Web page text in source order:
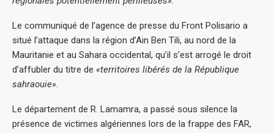
Le communiqué de l’agence de presse du Front Polisario a
situé l’attaque dans la région d’Ain Ben Tili, au nord de la
Mauritanie et au Sahara occidental, qu’il s’est arrogé le droit
d’affubler du titre de «territoires libérés de la République
sahraouie».
Le département de R. Lamamra, a passé sous silence la
présence de victimes algériennes lors de la frappe des FAR,